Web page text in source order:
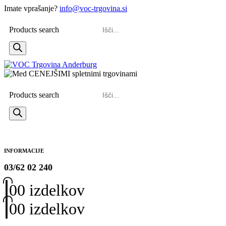
Imate vprašanje? info@voc-trgovina.si
Products search
Products search
INFORMACIJE
03/62 02 240
00 izdelkov
00 izdelkov